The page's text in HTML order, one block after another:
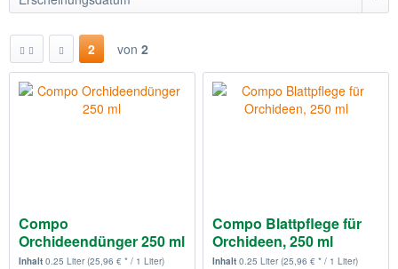
2 von 2
Compo
Orchideendünger 250 ml
Inhalt0.25 Liter(25,96 € * / 1 Liter)
Compo Blattpflege für
Orchideen, 250 ml
Inhalt0.25 Liter(25,96 € * / 1 Liter)